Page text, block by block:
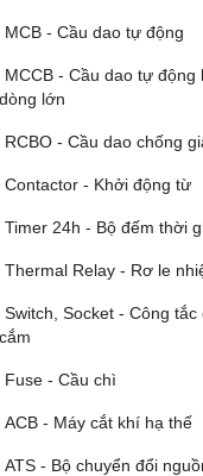
MCB - Cầu dao tự động
MCCB - Cầu dao tự động
dòng lớn
RCBO - Cầu dao chống
Contactor - Khởi động từ
Timer 24h - Bộ đếm thời
Thermal Relay - Rơ le
Switch, Socket - Công tắc
cắm
Fuse - Cầu chì
ACB - Máy cắt khí hạ thế
ATS - Bộ chuyển đổi